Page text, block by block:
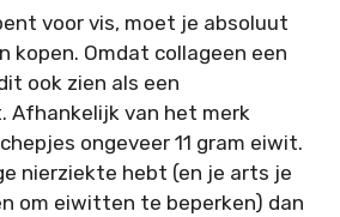
voor vis, moet je absoluut
kopen. Omdat collageen een
ook zien als een
Afhankelijk van het merk
ongeveer 11 gram eiwit.
nierziekte hebt (en je arts je
om eiwitten te beperken) dan